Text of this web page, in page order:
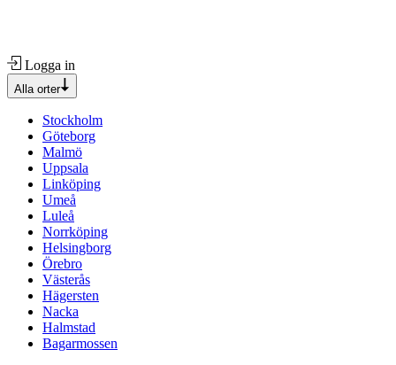
Logga in
Alla orter
Stockholm
Göteborg
Malmö
Uppsala
Linköping
Umeå
Luleå
Norrköping
Helsingborg
Örebro
Västerås
Hägersten
Nacka
Halmstad
Bagarmossen